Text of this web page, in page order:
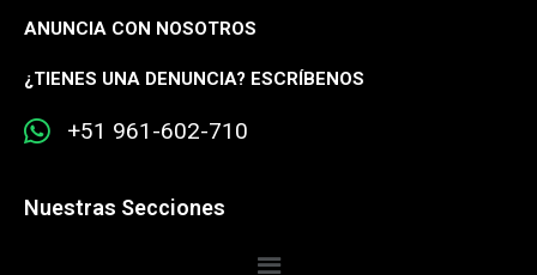
ANUNCIA CON NOSOTROS
¿TIENES UNA DENUNCIA? ESCRÍBENOS
+51 961-602-710
Nuestras Secciones